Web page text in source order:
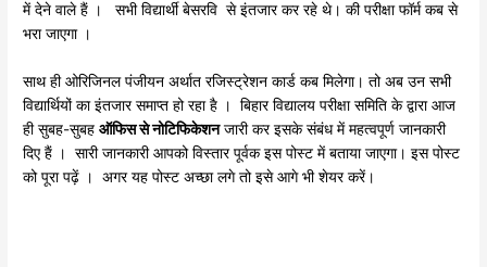
में देने वाले हैं । सभी विद्यार्थी बेसरवि से इंतजार कर रहे थे। की परीक्षा फॉर्म कब से
भरा जाएगा ।
साथ ही ओरिजिनल पंजीयन अर्थात रजिस्ट्रेशन कार्ड कब मिलेगा। तो अब उन सभी
विद्यार्थियों का इंतजार समाप्त हो रहा है । बिहार विद्यालय परीक्षा समिति के द्वारा आज
ही सुबह-सुबहऑफिस से नोटिफिकेशनजारी कर इसके संबंध में महत्वपूर्ण जानकारी
दिए हैं । सारी जानकारी आपको विस्तार पूर्वक इस पोस्ट में बताया जाएगा। इस पोस्ट
को पूरा पढ़ें । अगर यह पोस्ट अच्छा लगे तो इसे आगे भी शेयर करें।